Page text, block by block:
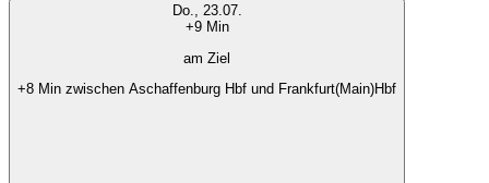
Do., 23.07.
+9 Min
am Ziel
+8 Min zwischen Aschaffenburg Hbf und Frankfurt(Main)Hbf